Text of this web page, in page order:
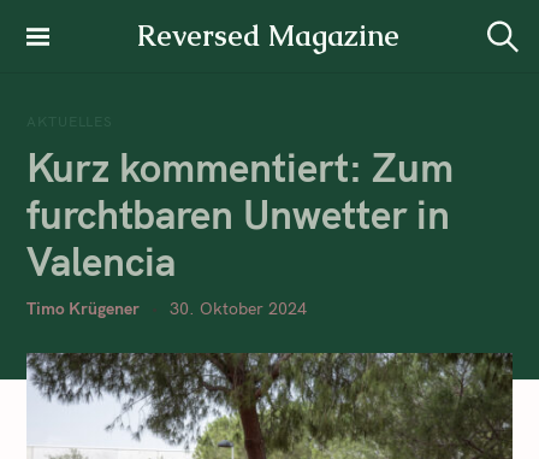
Reversed Magazine
Kurz kommentiert: Zum
furchtbaren Unwetter in
Valencia
Timo Krügener 30. Oktober 2024